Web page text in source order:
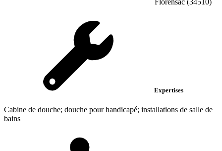
Florensac (34510)
Expertises
Cabine de douche; douche pour handicapé; installations de salle de
bains